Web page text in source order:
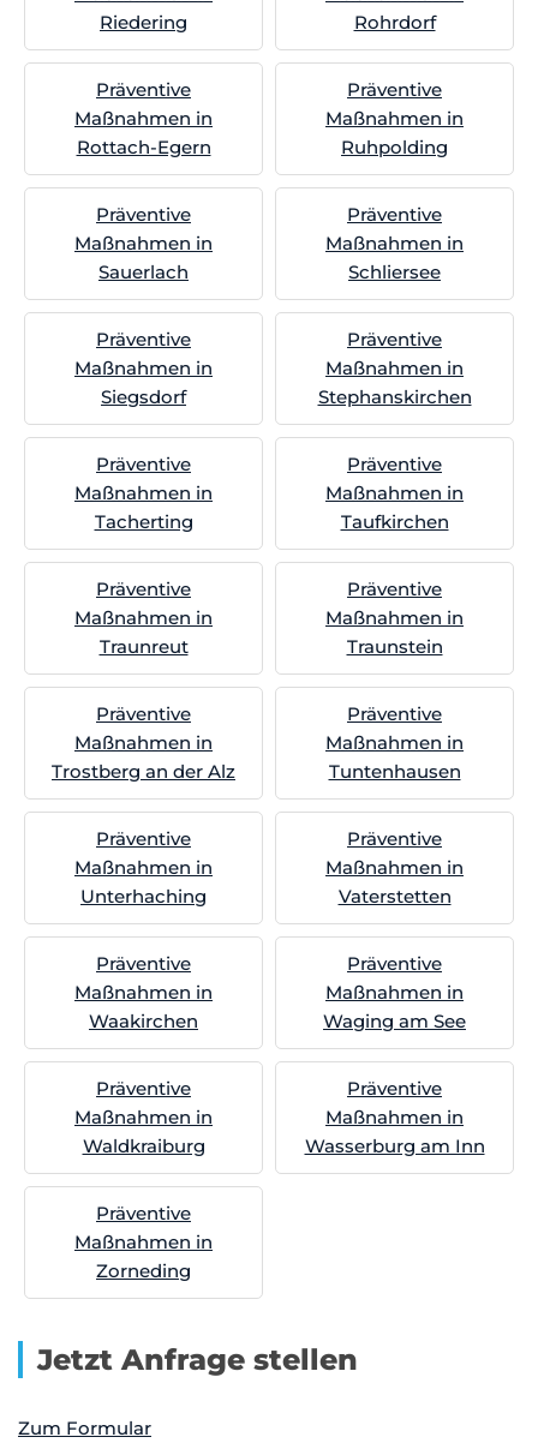
Riedering
Rohrdorf
Präventive
Maßnahmen in
Rottach-Egern
Präventive
Maßnahmen in
Ruhpolding
Präventive
Maßnahmen in
Sauerlach
Präventive
Maßnahmen in
Schliersee
Präventive
Maßnahmen in
Siegsdorf
Präventive
Maßnahmen in
Stephanskirchen
Präventive
Maßnahmen in
Tacherting
Präventive
Maßnahmen in
Taufkirchen
Präventive
Maßnahmen in
Traunreut
Präventive
Maßnahmen in
Traunstein
Präventive
Maßnahmen in
Trostberg an der Alz
Präventive
Maßnahmen in
Tuntenhausen
Präventive
Maßnahmen in
Unterhaching
Präventive
Maßnahmen in
Vaterstetten
Präventive
Maßnahmen in
Waakirchen
Präventive
Maßnahmen in
Waging am See
Präventive
Maßnahmen in
Waldkraiburg
Präventive
Maßnahmen in
Wasserburg am Inn
Präventive
Maßnahmen in
Zorneding
Jetzt Anfrage stellen
Zum Formular